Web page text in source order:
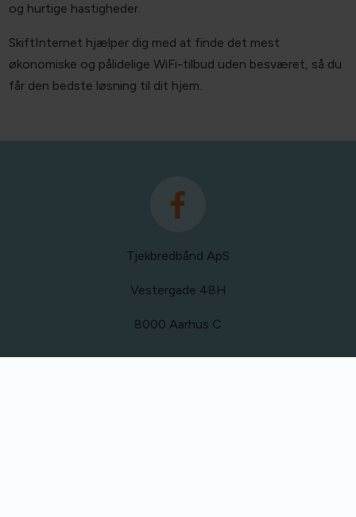
og hurtige hastigheder.
SkiftInternet hjælper dig med at finde det mest
økonomiske og pålidelige WiFi-tilbud uden besværet, så du
får den bedste løsning til dit hjem.
Tjekbredbånd ApS
Vestergade 48H
8000 Aarhus C